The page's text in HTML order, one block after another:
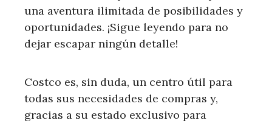
una aventura ilimitada de posibilidades y
oportunidades. ¡Sigue leyendo para no
dejar escapar ningún detalle!
Costco es, sin duda, un centro útil para
todas sus necesidades de compras y,
gracias a su estado exclusivo para